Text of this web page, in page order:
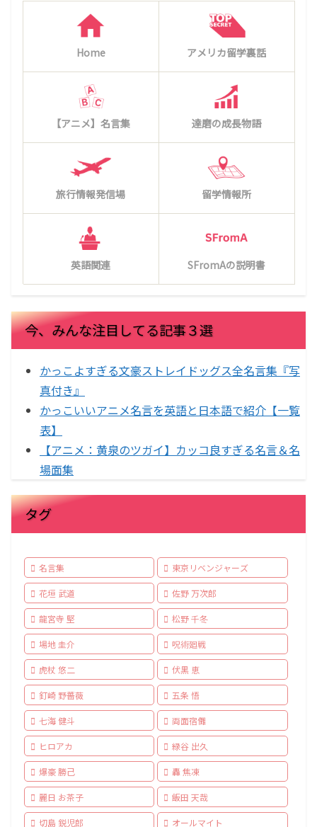
Home アメリカ留学裏話
【アニメ】名言集 達磨の成長物語
旅行情報発信場 留学情報所
英語関連 SFromAの説明書
今、みんな注目してる記事３選
かっこよすぎる文豪ストレイドッグス全名言集『写
真付き』
かっこいいアニメ名言を英語と日本語で紹介【一覧
表】
【アニメ：黄泉のツガイ】カッコ良すぎる名言＆名
場面集
タグ
名言集 東京リベンジャーズ
花垣 武道 佐野 万次郎
龍宮寺 堅 松野 千冬
場地 圭介 呪術廻戦
虎杖 悠二 伏黒 恵
釘崎 野薔薇 五条 悟
七海 健斗 両面宿儺
ヒロアカ 緑谷 出久
爆豪 勝己 轟 焦凍
麗日 お茶子 飯田 天哉
切島 鋭児郎 オールマイト